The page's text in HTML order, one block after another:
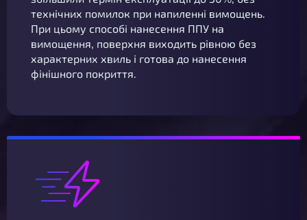
технічних помилок при напиленні вимощень.
При цьому способі нанесення ППУ на
вимощення, поверхня виходить рівною без
характерних хвиль і готова до нанесення
фінішного покриття.